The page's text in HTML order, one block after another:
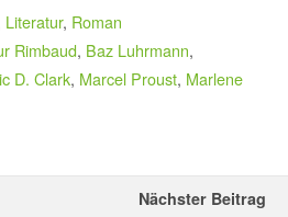
Literatur, Roman
Rimbaud, Baz Luhrmann,
D. Clark, Marcel Proust, Marlene
Nächster Beitrag